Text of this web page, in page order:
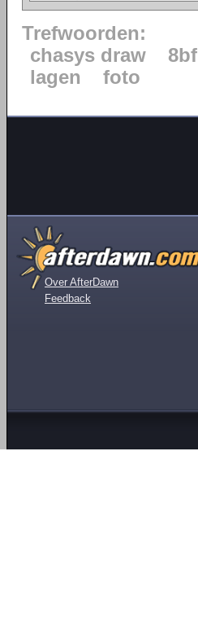
Trefwoorden:
chasys draw
8bf
lagen
foto
Over AfterDawn
Feedback